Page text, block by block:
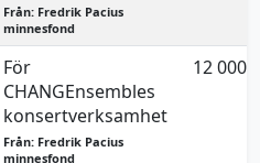
Från: Fredrik Pacius
minnesfond
För
CHANGEnsembles
konsertverksamhet
Från: Fredrik Pacius
minnesfond
12 000